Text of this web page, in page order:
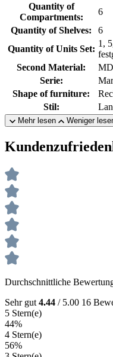
Quantity of
Compartments:
6
Quantity of Shelves:
6
Quantity of Units Set:
1,
Second Material:
Serie:
Shape of furniture:
Stil:
Mehr lesen Weniger
Durchschnittliche
Sehr gut 4.44 / 5.00 16
5 Stern(e)
44%
4 Stern(e)
56%